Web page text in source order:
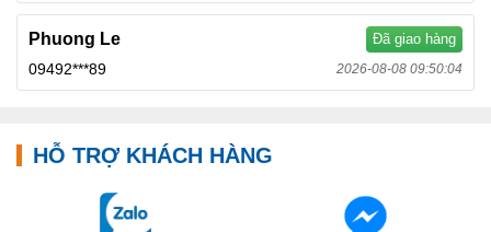
Phuong Le Đã giao hàng
09492***89 2026-08-08 09:50:04
HỖ TRỢ KHÁCH HÀNG